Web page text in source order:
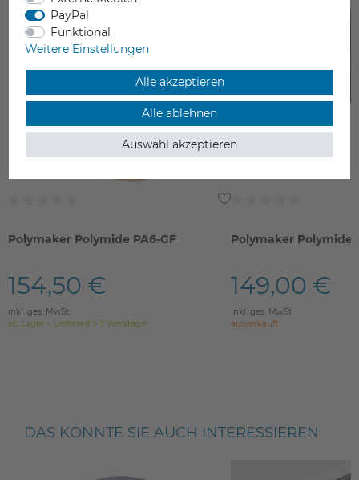
Polymaker Polymide PA6-GF
154,50 €
inkl. ges. MwSt.
ab Lager > Lieferzeit 1-3 Werktage
Polymaker Polymide
149,00 €
inkl. ges. MwSt.
ausverkauft
DAS KÖNNTE SIE AUCH INTERESSIEREN
PayPal
Funktional
Weitere Einstellungen
Alle akzeptieren
Alle ablehnen
Auswahl akzeptieren